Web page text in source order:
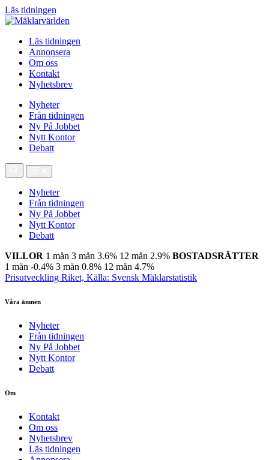
Läs tidningen
Läs tidningen
Annonsera
Om oss
Kontakt
Nyhetsbrev
Nyheter
Från tidningen
Ny På Jobbet
Nytt Kontor
Debatt
Nyheter
Från tidningen
Ny På Jobbet
Nytt Kontor
Debatt
VILLOR 1 mån 3 mån 3.6% 12 mån 2.9% BOSTADSRÄTTER
1 mån -0.4% 3 mån 0.8% 12 mån 4.7%
Prisutveckling Riket, Källa: Svensk Mäklarstatistik
Våra ämnen
Nyheter
Från tidningen
Ny På Jobbet
Nytt Kontor
Debatt
Om
Kontakt
Om oss
Nyhetsbrev
Läs tidningen